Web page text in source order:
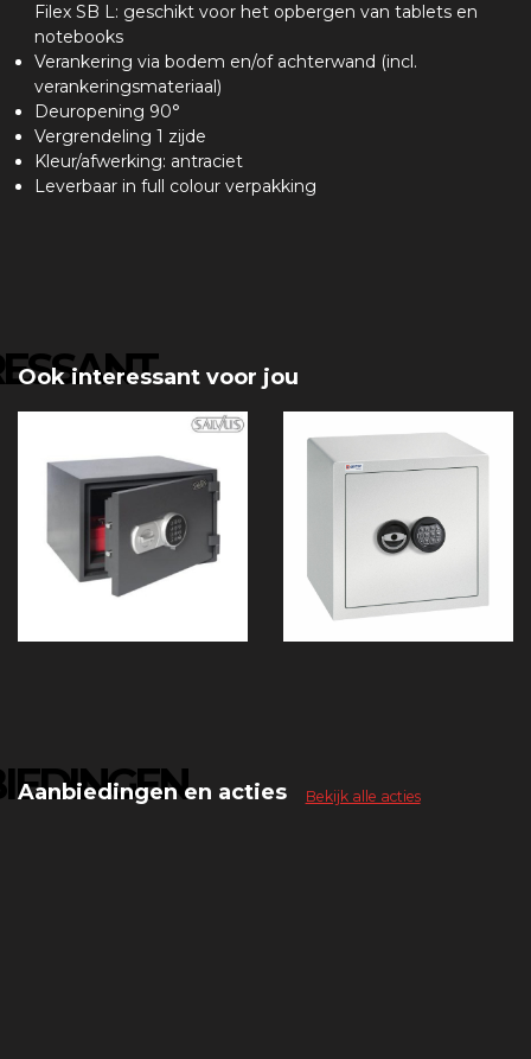
Filex SB L: geschikt voor het opbergen van tablets en
notebooks
Verankering via bodem en/of achterwand (incl.
verankeringsmateriaal)
Deuropening 90°
Vergrendeling 1 zijde
Kleur/afwerking: antraciet
Leverbaar in full colour verpakking
Ook interessant voor jou
Aanbiedingen en acties Bekijk alle acties